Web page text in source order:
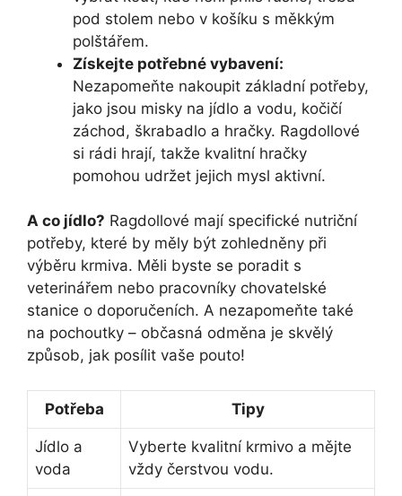
pod stolem nebo v košíku s měkkým
polštářem.
Získejte potřebné vybavení:
Nezapomeňte nakoupit základní potřeby,
jako jsou misky na jídlo a vodu, kočičí
záchod, škrabadlo a hračky. Ragdollové
si rádi hrají, takže kvalitní hračky
pomohou udržet jejich mysl aktivní.
A co jídlo? Ragdollové mají specifické nutriční
potřeby, které by měly být zohledněny při
výběru krmiva. Měli byste se poradit s
veterinářem nebo pracovníky chovatelské
stanice o doporučeních. A nezapomeňte také
na pochoutky – občasná odměna je skvělý
způsob, jak posílit vaše pouto!
Potřeba Tipy
Jídlo a
voda
Vyberte kvalitní krmivo a mějte
vždy čerstvou vodu.